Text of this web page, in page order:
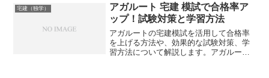
宅建（独学）
アガルート 宅建 模試で合格率ア
ップ！試験対策と学習方法
アガルートの宅建模試を活用して合格率
を上げる方法や、効果的な試験対策、学
習方法について解説します。アガルート